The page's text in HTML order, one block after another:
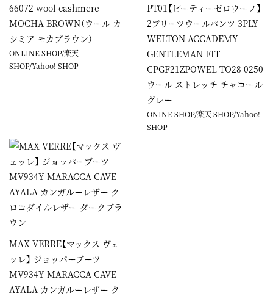
66072 wool cashmere
MOCHA BROWN（ウール カ
シミア モカブラウン）
ONLINE SHOP/楽天
SHOP/Yahoo! SHOP
PT01【ピーティーゼロウーノ】
2プリーツウールパンツ 3PLY
WELTON ACCADEMY
GENTLEMAN FIT
CPGF21ZPOWEL TO28 0250
ウール ストレッチ チャコール
グレー
ONINE SHOP/楽天 SHOP/Yahoo!
SHOP
MAX VERRE【マックス ヴェ
ッレ】 ジョッパーブーツ
MV934Y MARACCA CAVE
AYALA カンガルーレザー ク